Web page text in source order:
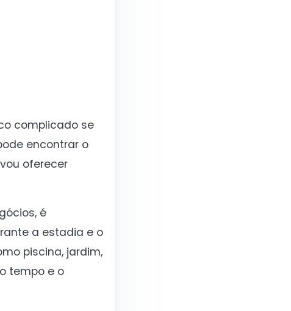
complicado se
encontrar o
oferecer
é
a estadia e o
piscina, jardim,
tempo e o